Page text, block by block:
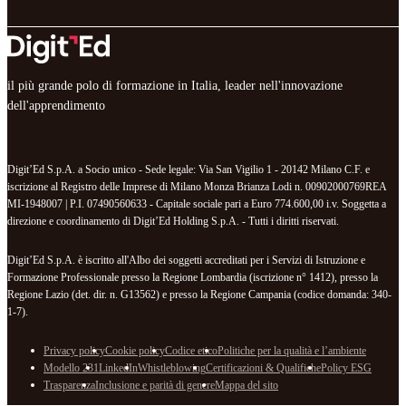
il più grande polo di formazione in Italia, leader nell'innovazione
dell'apprendimento
Digit’Ed S.p.A. a Socio unico - Sede legale: Via San Vigilio 1 - 20142 Milano C.F. e
iscrizione al Registro delle Imprese di Milano Monza Brianza Lodi n. 00902000769REA
MI-1948007 | P.I. 07490560633 - Capitale sociale pari a Euro 774.600,00 i.v. Soggetta a
direzione e coordinamento di Digit’Ed Holding S.p.A. - Tutti i diritti riservati.
Digit’Ed S.p.A. è iscritto all'Albo dei soggetti accreditati per i Servizi di Istruzione e
Formazione Professionale presso la Regione Lombardia (iscrizione n° 1412), presso la
Regione Lazio (det. dir. n. G13562) e presso la Regione Campania (codice domanda: 340-
1-7).
Privacy policyCookie policyCodice eticoPolitiche per la qualità e l’ambiente
Modello 231LinkedInWhistleblowingCertificazioni & QualifichePolicy ESG
TrasparenzaInclusione e parità di genereMappa del sito